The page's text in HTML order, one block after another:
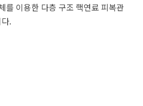
를 이용한 다층 구조 핵연료 피복관
.